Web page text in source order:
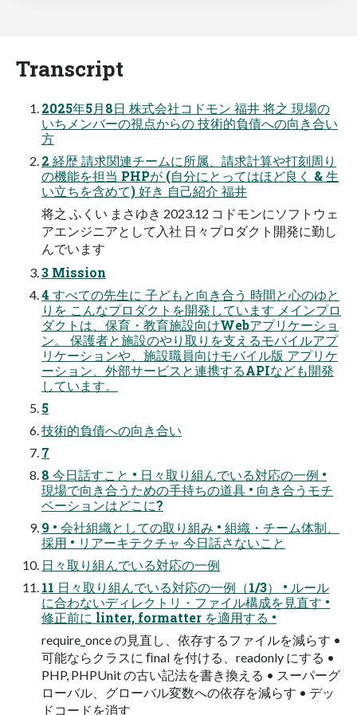
Transcript
2025年5月8日 株式会社コドモン 福井 将之 現場の
いちメンバーの視点からの 技術的負債への向き合い
方
2 経歴 請求関連チームに所属、請求計算や打刻周り
の機能を担当 PHPが (自分にとってはほど良く & 生
い立ちを含めて) 好き 自己紹介 福井
将之 ふくい まさゆき 2023.12 コドモンにソフトウェ
アエンジニアとして入社 日々プロダクト開発に勤し
んでいます
3 Mission
4 すべての先生に 子どもと向き合う 時間と心のゆと
りを こんなプロダクトを開発しています メインプロ
ダクトは、保育・教育施設向けWebアプリケーショ
ン。 保護者と施設のやり取りを支えるモバイルアプ
リケーションや、施設職員向けモバイル版 アプリケ
ーション、外部サービスと連携するAPIなども開発
しています。
5
技術的負債への向き合い
7
8 今日話すこと • 日々取り組んでいる対応の一例 •
現場で向き合うための手持ちの道具 • 向き合うモチ
ベーションはどこに?
9 • 会社組織としての取り組み • 組織・チーム体制、
採用 • リアーキテクチャ 今日話さないこと
日々取り組んでいる対応の一例
11 日々取り組んでいる対応の一例（1/3） • ルール
に合わないディレクトリ・ファイル構成を見直す •
修正前に linter, formatter を適用する •
require_once の見直し、依存するファイルを減らす •
可能ならクラスに ﬁnal を付ける、readonly にする •
PHP, PHPUnit の古い記法を書き換える • スーパーグ
ローバル、グローバル変数への依存を減らす • デッ
ドコードを消す